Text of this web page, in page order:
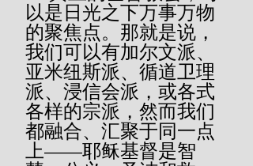
以是日光之下万事万物
的聚焦点。那就是说，
我们可以有加尔文派、
亚米纽斯派、循道卫理
派、浸信会派，或各式
各样的宗派，然而我们
都融合、汇聚于同一点
上——耶稣基督是智